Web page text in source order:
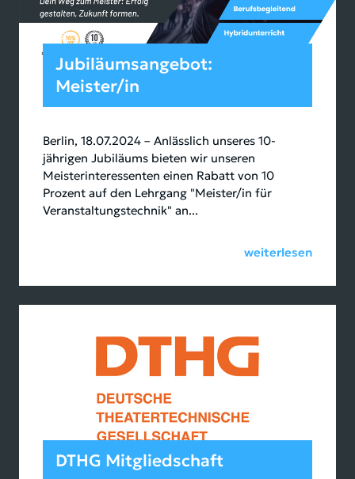
Jubiläumsangebot:
Meister/in
Berlin, 18.07.2024 – Anlässlich unseres 10-
jährigen Jubiläums bieten wir unseren
Meisterinteressenten einen Rabatt von 10
Prozent auf den Lehrgang "Meister/in für
Veranstaltungstechnik" an...
weiterlesen
DTHG Mitgliedschaft